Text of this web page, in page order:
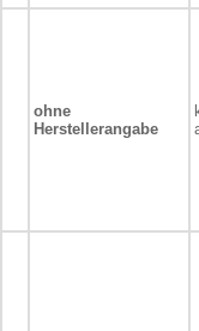
ohne
Herstellerangabe